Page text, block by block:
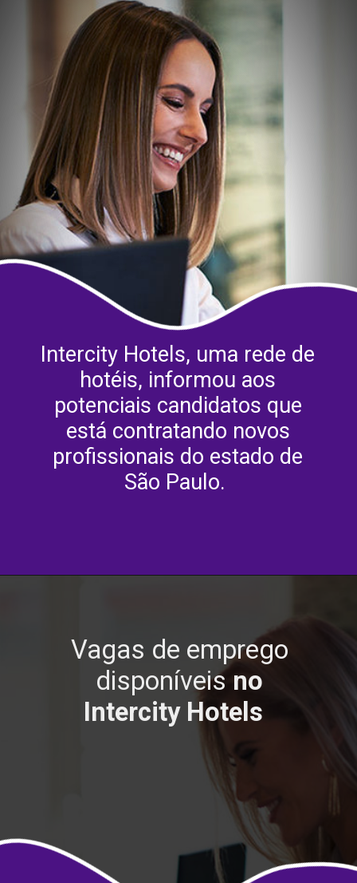
Intercity Hotels, uma rede de
hotéis, informou aos
potenciais candidatos que
está contratando novos
profissionais do estado de
São Paulo.
Vagas de emprego
disponíveis no
Intercity Hotels